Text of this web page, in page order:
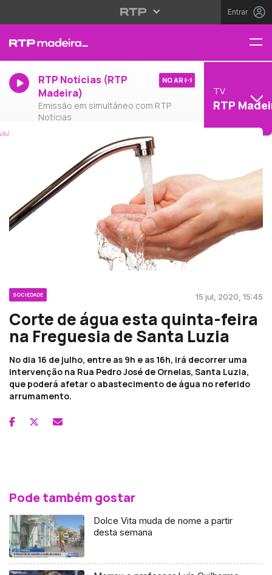
Entrar
RTP Notícias (RTP
Madeira)
Emissão em simultâneo com RTP
Notícias
NO AR
TV
RTP
SOCIEDADE 15 jul, 2020, 15:45
Corte de água esta quinta-feira
na Freguesia de Santa Luzia
No dia 16 de julho, entre as 9h e as 16h, irá decorrer uma
intervenção na Rua Pedro José de Ornelas, Santa Luzia,
que poderá afetar o abastecimento de água no referido
arrumamento.
Pode também gostar
Dolce Vita muda de nome a partir
desta semana